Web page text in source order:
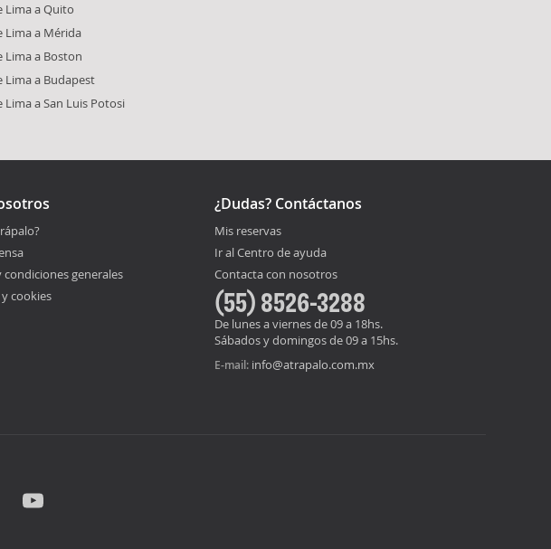
Lima a Quito
Lima a Mérida
Lima a Boston
Lima a Budapest
Lima a San Luis Potosi
condiciones generales
cookies
¿Dudas? Contáctanos
Mis reservas
Ir al Centro de ayuda
Contacta con nosotros
(55) 8526-3288
De lunes a viernes de 09 a 18hs.
Sábados y domingos de 09 a 15hs.
E-mail: info@atrapalo.com.mx